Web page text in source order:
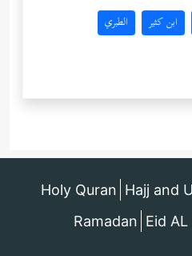
ابن كثير الطبري
Holy Quran Hajj and
Ramadan Eid